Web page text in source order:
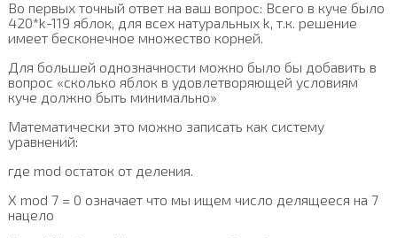
Во первых точный ответ на ваш вопрос: Всего в куче было
420*k-119 яблок, для всех натуральных k, т.к. решение
имеет бесконечное множество корней.
Для большей однозначности можно было бы добавить в
вопрос «сколько яблок в удовлетворяющей условиям
куче должно быть минимально»
Математически это можно записать как систему
уравнений:
где mod остаток от деления.
X mod 7 = 0 означает что мы ищем число делящееся на 7
нацело